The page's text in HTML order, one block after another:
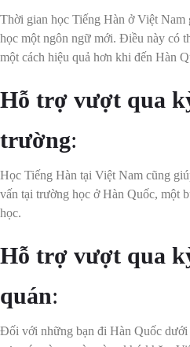
Thời gian học Tiếng Hàn ở Việt
học một ngôn ngữ mới. Điều này có
một cách hiệu quả hơn khi đến Hàn
Hỗ trợ vượt qua
trường:
Học Tiếng Hàn tại Việt Nam cũng
vấn tại trường học ở Hàn Quốc, một
học.
Hỗ trợ vượt qua
quán:
Đối với những bạn đi Hàn Quốc